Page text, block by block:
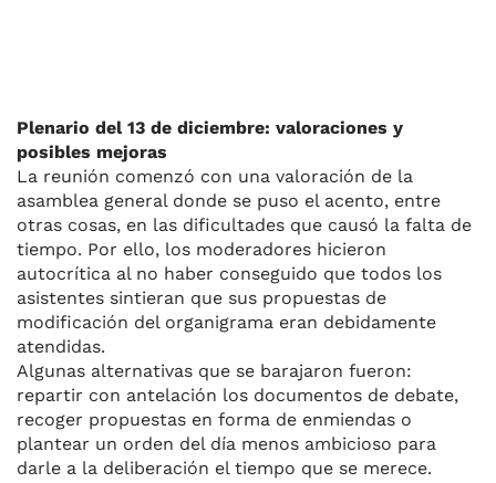
Plenario del 13 de diciembre: valoraciones y
posibles mejoras
La reunión comenzó con una valoración de la
asamblea general donde se puso el acento, entre
otras cosas, en las dificultades que causó la falta de
tiempo. Por ello, los moderadores hicieron
autocrítica al no haber conseguido que todos los
asistentes sintieran que sus propuestas de
modificación del organigrama eran debidamente
atendidas.
Algunas alternativas que se barajaron fueron:
repartir con antelación los documentos de debate,
recoger propuestas en forma de enmiendas o
plantear un orden del día menos ambicioso para
darle a la deliberación el tiempo que se merece.